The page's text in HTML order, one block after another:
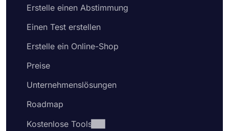
Erstelle einen Abstimmung
Einen Test erstellen
Erstelle ein Online-Shop
Preise
Unternehmenslösungen
Roadmap
Kostenlose Tools